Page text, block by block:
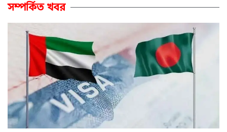
সম্পর্কিত খবর